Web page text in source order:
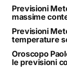
Previsioni
massime
Previsioni
temperature
Oroscopo
le previsioni